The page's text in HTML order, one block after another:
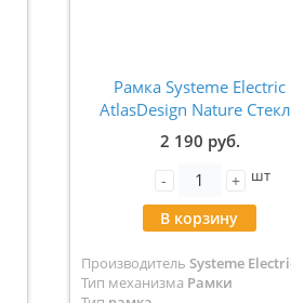
Рамка Systeme Electric
AtlasDesign Nature
черный 3-ая ATN321003
2 190 руб.
- + шт
В корзину
Производитель Systeme
Тип механизма Рамки